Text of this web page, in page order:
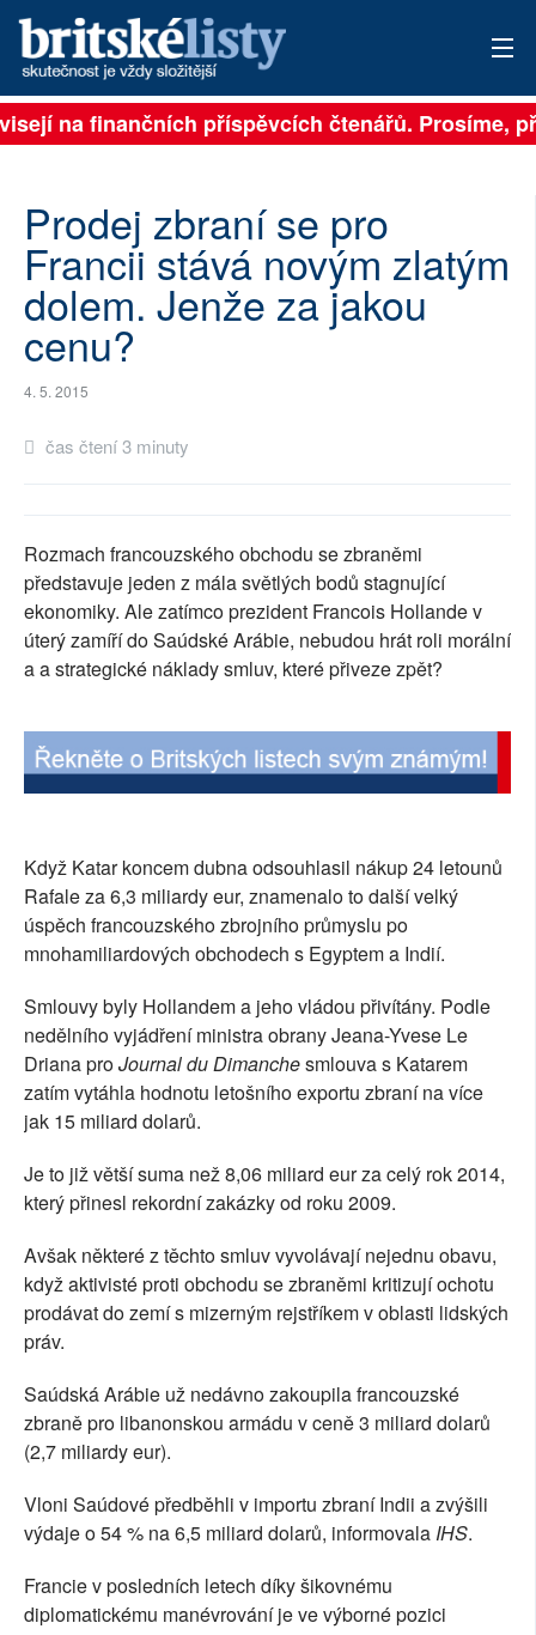
PŘIHLÁSIT
ARCHIV
ROZHOVORY
TÉMATA
NEJČTENĚJŠÍ ZA 7 DNÍ
AUTOŘI
SOCIÁLNÍ SÍTĚ
RUBRIKY
PLNÁ VERZE STRÁNEK
na finančních příspěvcích čtenářů. Prosíme,
Prodej zbraní se pro
Francii stává novým zlatým
dolem. Jenže za jakou
cenu?
4. 5. 2015
čas čtení 3 minuty
Rozmach francouzského obchodu se zbraněmi
představuje jeden z mála světlých bodů stagnující
ekonomiky. Ale zatímco prezident Francois Hollande v
úterý zamíří do Saúdské Arábie, nebudou hrát roli morální
a a strategické náklady smluv, které přiveze zpět?
Když Katar koncem dubna odsouhlasil nákup 24 letounů
Rafale za 6,3 miliardy eur, znamenalo to další velký
úspěch francouzského zbrojního průmyslu po
mnohamiliardových obchodech s Egyptem a Indií.
Smlouvy byly Hollandem a jeho vládou přivítány. Podle
nedělního vyjádření ministra obrany Jeana-Yvese Le
Driana proJournal du Dimanchesmlouva s Katarem
zatím vytáhla hodnotu letošního exportu zbraní na více
jak 15 miliard dolarů.
Je to již větší suma než 8,06 miliard eur za celý rok 2014,
který přinesl rekordní zakázky od roku 2009.
Avšak některé z těchto smluv vyvolávají nejednu obavu,
když aktivisté proti obchodu se zbraněmi kritizují ochotu
prodávat do zemí s mizerným rejstříkem v oblasti lidských
práv.
Saúdská Arábie už nedávno zakoupila francouzské
zbraně pro libanonskou armádu v ceně 3 miliard dolarů
(2,7 miliardy eur).
Vloni Saúdové předběhli v importu zbraní Indii a zvýšili
výdaje o 54 % na 6,5 miliard dolarů, informovala IHS.
Francie v posledních letech díky šikovnému
diplomatickému manévrování je ve výborné pozici